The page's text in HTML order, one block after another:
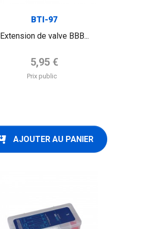
BTI-97
Extension de valve BBB...
Prix de base
5,95 €
Prix public
AJOUTER AU PANIER